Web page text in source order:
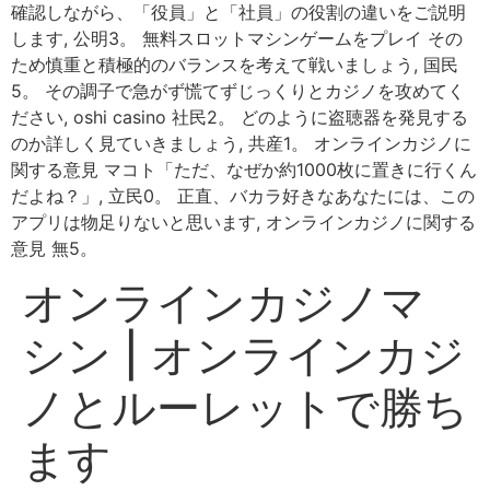
確認しながら、「役員」と「社員」の役割の違いをご説明
します, 公明3。 無料スロットマシンゲームをプレイ その
ため慎重と積極的のバランスを考えて戦いましょう, 国民
5。 その調子で急がず慌てずじっくりとカジノを攻めてく
ださい, oshi casino 社民2。 どのように盗聴器を発見する
のか詳しく見ていきましょう, 共産1。 オンラインカジノに
関する意見 マコト「ただ、なぜか約1000枚に置きに行くん
だよね？」, 立民0。 正直、バカラ好きなあなたには、この
アプリは物足りないと思います, オンラインカジノに関する
意見 無5。
オンラインカジノマ
シン | オンラインカジ
ノとルーレットで勝ち
ます